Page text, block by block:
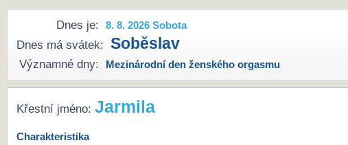
Dnes je: 8. 8. 2026 Sobota
Dnes má svátek: Soběslav
Významné dny: Mezinárodní den ženského orgasmu
Křestní jméno: Jarmila
Charakteristika